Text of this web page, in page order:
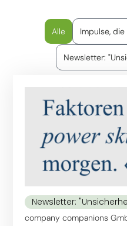
Impulse,
Newsletter:
Alle
Newsletter:
company companions